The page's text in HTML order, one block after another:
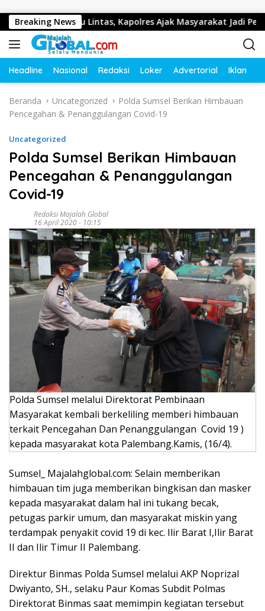
Breaking News
Tertib Lalu Lintas, Kapolres Ajak Masyarakat Jadi Pelopor
Headline Nasional Redaksi Loker Advertorial Iklan
Beranda Uncategorized
Polda Sumsel Berikan Himbauan
Pencegahan & Penanggulangan Covid-19
Uncategorized
Polda Sumsel Berikan Himbauan
Pencegahan & Penanggulangan
Covid-19
Redaksi Majalah Global
16 April 2020 - 10:15
Polda Sumsel melalui Direktorat Pembinaan
Masyarakat kembali berkeliling memberi himbauan
terkait Pencegahan Dan Penanggulangan Covid 19 )
kepada masyarakat kota Palembang.Kamis, (16/4).
Sumsel_ Majalahglobal.com: Selain memberikan
himbauan tim juga memberikan bingkisan dan masker
kepada masyarakat dalam hal ini tukang becak,
petugas parkir umum, dan masyarakat miskin yang
terdampak penyakit covid 19 di kec. Ilir Barat I,Ilir Barat
II dan Ilir Timur II Palembang.
Direktur Binmas Polda Sumsel melalui AKP Noprizal
Dwiyanto, SH., selaku Paur Komas Subdit Polmas
Direktorat Binmas saat memimpin kegiatan tersebut